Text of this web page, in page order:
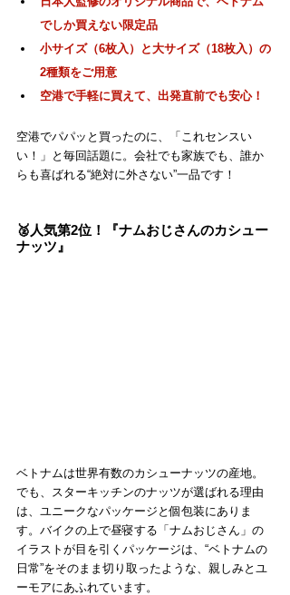
でしか買えない限定品
小サイズ（6枚入）と大サイズ（18枚入）の
2種類をご用意
空港で手軽に買えて、出発直前でも安心！
空港でパパッと買ったのに、「これセンスい
い！」と毎回話題に。会社でも家族でも、誰か
らも喜ばれる“絶対に外さない”一品です！
🥈人気第2位！『ナムおじさんのカシュー
ナッツ』
ベトナムは世界有数のカシューナッツの産地。
でも、スターキッチンのナッツが選ばれる理由
は、ユニークなパッケージと個包装にありま
す。バイクの上で昼寝する「ナムおじさん」の
イラストが目を引くパッケージは、“ベトナムの
日常”をそのまま切り取ったような、親しみとユ
ーモアにあふれています。